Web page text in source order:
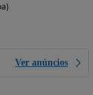
Ver anúncios